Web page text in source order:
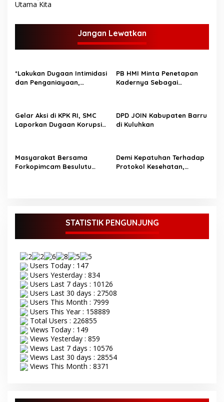
i
g
s
i
p
s
Utama Kita
Jangan Lewatkan
*Lakukan Dugaan Intimidasi
dan Penganiayaan,
PB HMI Minta Penetapan
Kadernya Sebagai
Gelar Aksi di KPK RI, SMC
Laporkan Dugaan Korupsi
DPD JOIN Kabupaten Barru
di Kuluhkan
Masyarakat Bersama
Forkopimcam Besulutu
Demi Kepatuhan Terhadap
Protokol Kesehatan,
STATISTIK PENGUNJUNG
Users Today : 147
Users Yesterday : 834
Users Last 7 days : 10126
Users Last 30 days : 27508
Users This Month : 7999
Users This Year : 158889
Total Users : 226855
Views Today : 149
Views Yesterday : 859
Views Last 7 days : 10576
Views Last 30 days : 28554
Views This Month : 8371